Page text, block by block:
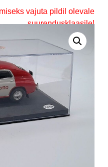
vajuta pildil olevale
suurendusklaasile!